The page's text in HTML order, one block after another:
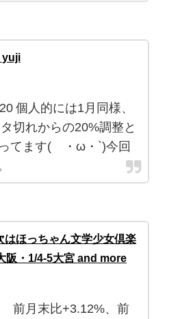
個人的には1月同様、
切れからの20%調整と
てます(´・ω・`)今回
はほっちゃん文学少女倶楽
阪・1/4-5大宮 and more
前月末比+3.12%、前